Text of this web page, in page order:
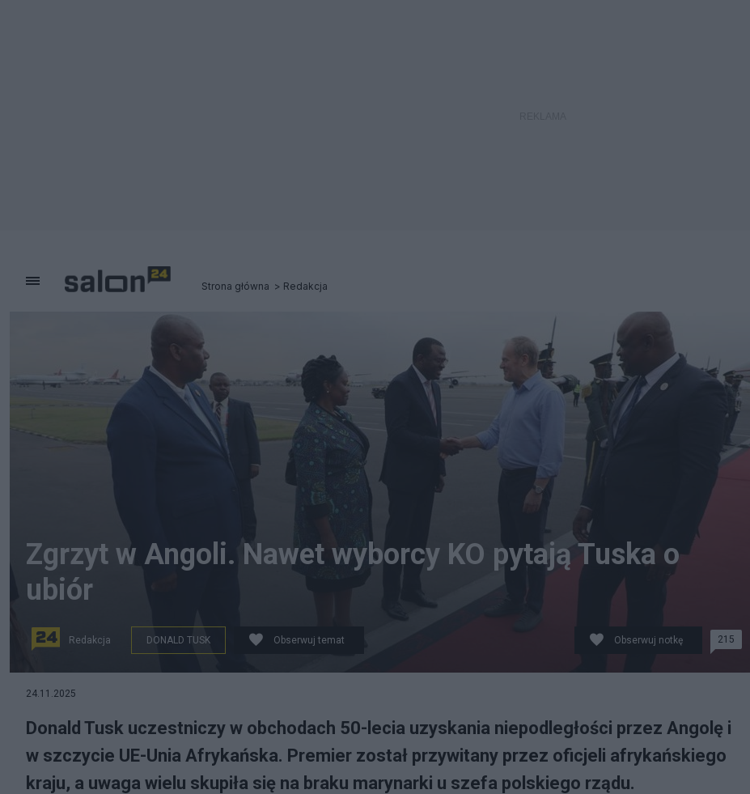
Strona główna Redakcja
Zgrzyt w Angoli. Nawet wyborcy KO pytają Tuska o
ubiór
Redakcja DONALD TUSK Obserwuj temat Obserwuj notkę 215
24.11.2025
Donald Tusk uczestniczy w obchodach 50-lecia uzyskania niepodległości przez Angolę i
w szczycie UE-Unia Afrykańska. Premier został przywitany przez oficjeli afrykańskiego
kraju, a uwaga wielu skupiła się na braku marynarki u szefa polskiego rządu.